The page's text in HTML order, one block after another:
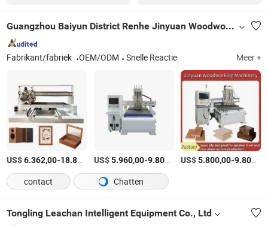
Guangzhou Baiyun District Renhe Jinyuan Woodworking Machine Tool Factory
Fabrikant/fabriek OEM/ODM Snelle Reactie Meer +
US$6.362,00-18.850,00 /Set
US$5.960,00-9.807,00 /Set
US$5.800,00-9.807,00
contact
Chatten
Tongling Leachan Intelligent Equipment Co., Ltd